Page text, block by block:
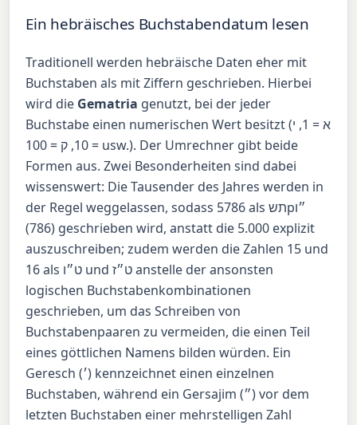
Ein hebräisches Buchstabendatum lesen
Traditionell werden hebräische Daten eher mit
Buchstaben als mit Ziffern geschrieben. Hierbei
wird die Gematria genutzt, bei der jeder
Buchstabe einen numerischen Wert besitzt (א = 1, י
= 10, ק = 100 usw.). Der Umrechner gibt beide
Formen aus. Zwei Besonderheiten sind dabei
wissenswert: Die Tausender des Jahres werden in
der Regel weggelassen, sodass 5786 als
תשp״ו
(786) geschrieben wird, anstatt die 5.000 explizit
auszuschreiben; zudem werden die Zahlen 15 und
16 als ט״ו undט״זanstelle der ansonsten
logischen Buchstabenkombinationen
geschrieben, um das Schreiben von
Buchstabenpaaren zu vermeiden, die einen Teil
eines göttlichen Namens bilden würden. Ein
Geresch (׳) kennzeichnet einen einzelnen
Buchstaben, während ein Gersajim (״) vor dem
letzten Buchstaben einer mehrstelligen Zahl